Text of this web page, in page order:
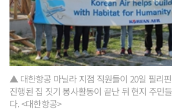
▲ 대한항공 마닐라 지점 직원들이 20일 필리
진행된 집 짓기 봉사활동이 끝난 뒤 현지 주민
다. <대한항공>